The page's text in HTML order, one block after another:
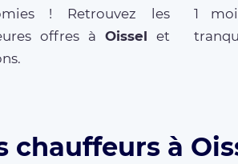
! Retrouvez les
offres à Oissel et
1
chauffeurs à